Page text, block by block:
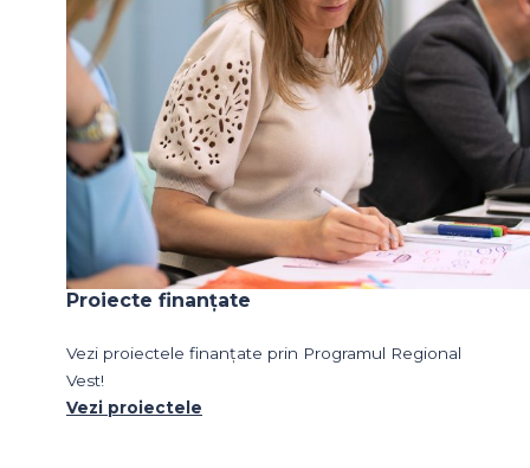
Proiecte finanțate
Vezi proiectele finanțate prin Programul Regional
Vest!
Vezi proiectele